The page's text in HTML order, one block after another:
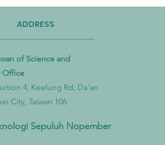
Kemitraan Lintas
untuk Mengatasi
Mikroplastik dari
Laut
untuk
ADDRESS
of Science and
Office
4, Keelung Rd, Da’an
City, Taiwan 106
Sepuluh Nopember